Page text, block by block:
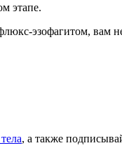
этапе.
эзофагитом, вам
, а также